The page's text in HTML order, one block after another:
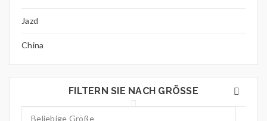
Jazd
China
FILTERN SIE NACH GRÖSSE